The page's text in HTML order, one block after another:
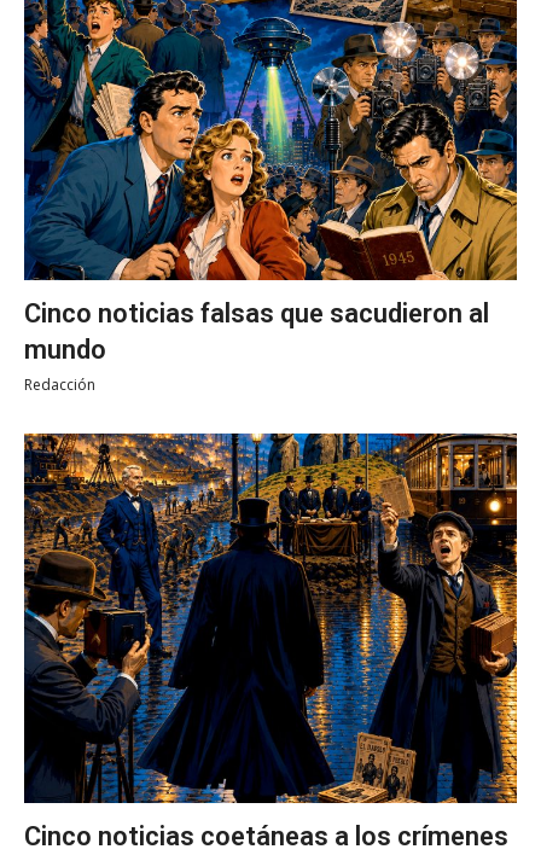
Cinco noticias falsas que sacudieron al
mundo
Redacción
Cinco noticias coetáneas a los crímenes